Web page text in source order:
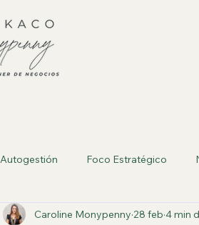
Autogestión Foco Estratégico
Caroline Monypenny 28 feb 4 min